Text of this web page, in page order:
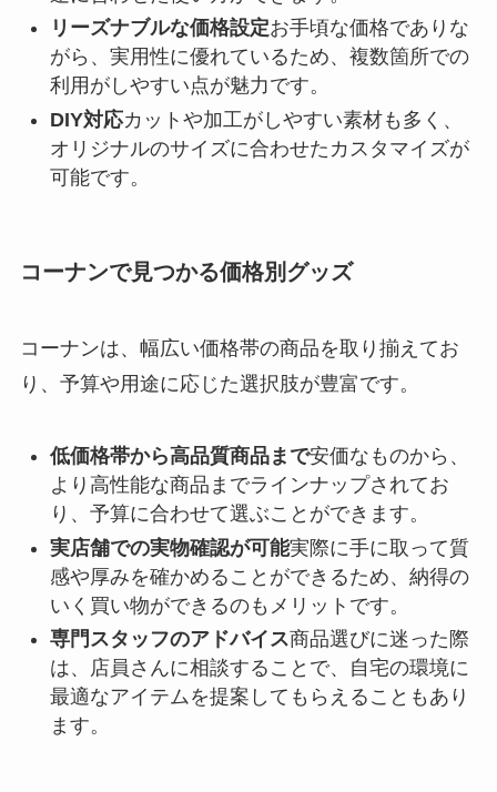
リーズナブルな価格設定お手頃な価格でありな
がら、実用性に優れているため、複数箇所での
利用がしやすい点が魅力です。
DIY対応カットや加工がしやすい素材も多く、
オリジナルのサイズに合わせたカスタマイズが
可能です。
コーナンで見つかる価格別グッズ
コーナンは、幅広い価格帯の商品を取り揃えてお
り、予算や用途に応じた選択肢が豊富です。
低価格帯から高品質商品まで安価なものから、
より高性能な商品までラインナップされてお
り、予算に合わせて選ぶことができます。
実店舗での実物確認が可能実際に手に取って質
感や厚みを確かめることができるため、納得の
いく買い物ができるのもメリットです。
専門スタッフのアドバイス商品選びに迷った際
は、店員さんに相談することで、自宅の環境に
最適なアイテムを提案してもらえることもあり
ます。